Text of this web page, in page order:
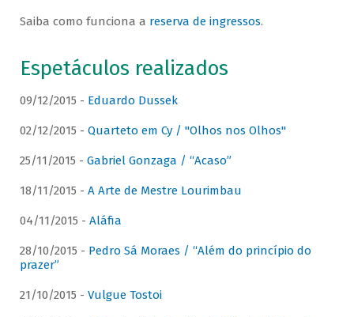
Saiba como funciona a reserva de ingressos.
Espetáculos realizados
09/12/2015 - Eduardo Dussek
02/12/2015 - Quarteto em Cy / "Olhos nos Olhos"
25/11/2015 - Gabriel Gonzaga / “Acaso”
18/11/2015 - A Arte de Mestre Lourimbau
04/11/2015 - Aláfia
28/10/2015 - Pedro Sá Moraes / “Além do princípio do
prazer”
21/10/2015 - Vulgue Tostoi